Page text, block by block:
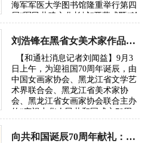
海军军医大学图书馆隆重举行第四
届“军民共建文化长城”开幕式暨“翰
刘浩锋在黑省女美术家作品展畅谈东方文化复兴
【和通社消息记者刘闻益】9月3
日上午，为迎祖国70周年诞辰，由
中国女画家协会、黑龙江省文学艺
术界联合会、黑龙江省美术家协
会、黑龙江省女画家协会联合主办
的“庆祝中华人民共和国成立70周
展”…
向共和国诞辰70周年献礼：黑龙江省女美术家作品展近日开幕